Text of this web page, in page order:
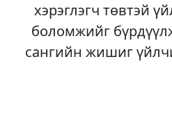
хэрэглэгч төвтэй
боломжийг
сангийн жишиг